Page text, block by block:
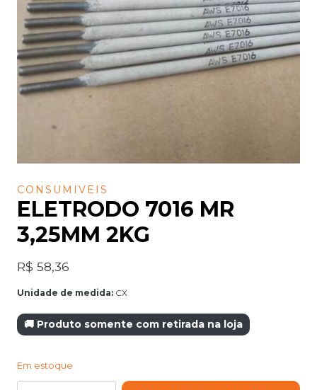
CONSUMIVEIS
ELETRODO 7016 MR
3,25MM 2KG
R$ 58,36
Unidade de medida: CX
🚚 Produto somente com retirada na loja
Em estoque